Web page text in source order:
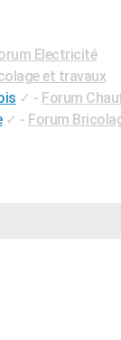
Electricité
et travaux
✓ - Forum
✓ - Forum